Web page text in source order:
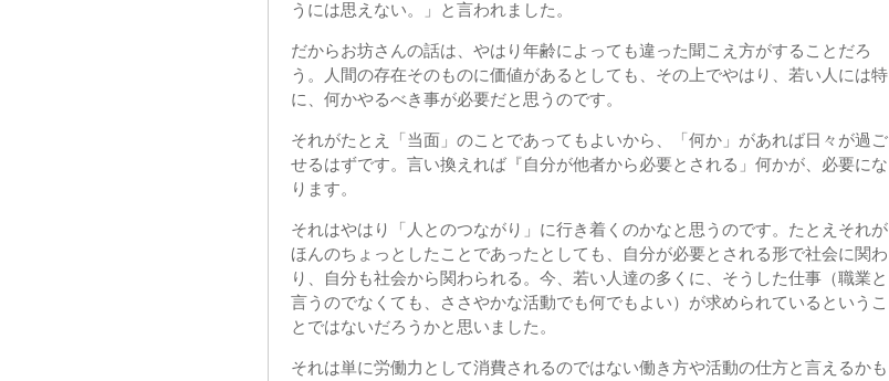
うには思えない。」と言われました。
だからお坊さんの話は、やはり年齢によっても違った聞こえ方がすることだろ
う。人間の存在そのものに価値があるとしても、その上でやはり、若い人には特
に、何かやるべき事が必要だと思うのです。
それがたとえ「当面」のことであってもよいから、「何か」があれば日々が過ご
せるはずです。言い換えれば『自分が他者から必要とされる」何かが、必要にな
ります。
それはやはり「人とのつながり」に行き着くのかなと思うのです。たとえそれが
ほんのちょっとしたことであったとしても、自分が必要とされる形で社会に関わ
り、自分も社会から関わられる。今、若い人達の多くに、そうした仕事（職業と
言うのでなくても、ささやかな活動でも何でもよい）が求められているというこ
とではないだろうかと思いました。
それは単に労働力として消費されるのではない働き方や活動の仕方と言えるかも